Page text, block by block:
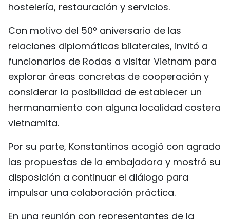
hostelería, restauración y servicios.
Con motivo del 50º aniversario de las
relaciones diplomáticas bilaterales, invitó a
funcionarios de Rodas a visitar Vietnam para
explorar áreas concretas de cooperación y
considerar la posibilidad de establecer un
hermanamiento con alguna localidad costera
vietnamita.
Por su parte, Konstantinos acogió con agrado
las propuestas de la embajadora y mostró su
disposición a continuar el diálogo para
impulsar una colaboración práctica.
En una reunión con representantes de la